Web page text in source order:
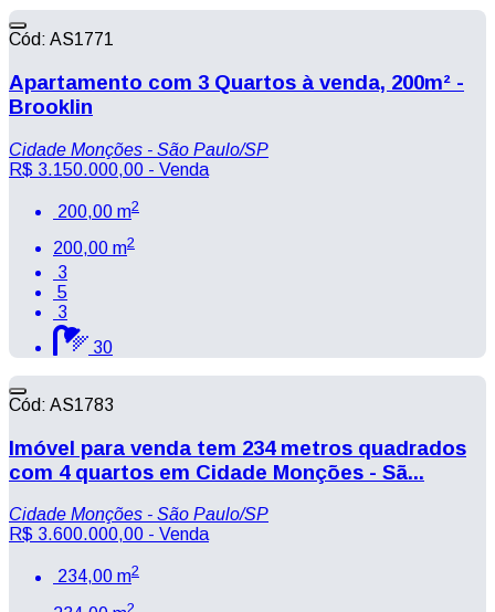
Cód: AS1771
Apartamento com 3 Quartos à venda, 200m² -
Brooklin
Cidade Monções - São Paulo/SP
R$ 3.150.000,00 - Venda
200,00 m2
200,00 m2
3
5
3
30
Cód: AS1783
Imóvel para venda tem 234 metros quadrados
com 4 quartos em Cidade Monções - Sã...
Cidade Monções - São Paulo/SP
R$ 3.600.000,00 - Venda
234,00 m2
2